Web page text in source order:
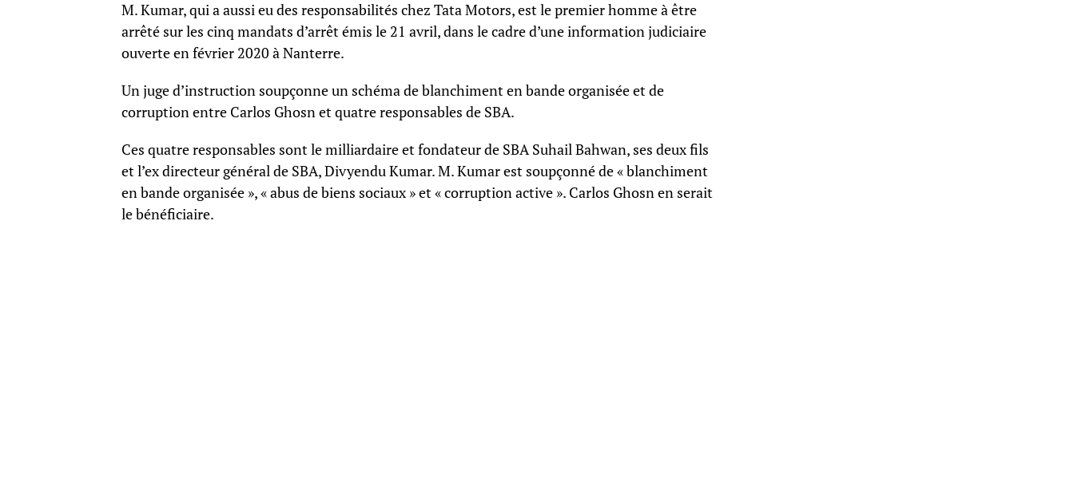
M. Kumar, qui a aussi eu des responsabilités chez Tata Motors, est le premier homme à être
arrêté sur les cinq mandats d’arrêt émis le 21 avril, dans le cadre d’une information judiciaire
ouverte en février 2020 à Nanterre.
Un juge d’instruction soupçonne un schéma de blanchiment en bande organisée et de
corruption entre Carlos Ghosn et quatre responsables de SBA.
Ces quatre responsables sont le milliardaire et fondateur de SBA Suhail Bahwan, ses deux fils
et l’ex directeur général de SBA, Divyendu Kumar. M. Kumar est soupçonné de « blanchiment
en bande organisée », « abus de biens sociaux » et « corruption active ». Carlos Ghosn en serait
le bénéficiaire.